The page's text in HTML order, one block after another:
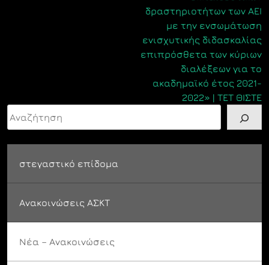
δραστηριοτήτων των ΑΕΙ
με την ενσωμάτωση
ενισχυτικής διδασκαλίας
επιπρόσθετα των κύριων
διαλέξεων για το
ακαδημαϊκό έτος 2021-
2022» | ΤΕΤ ΘΙΣΤΕ
Αναζήτηση
στεγαστικό επίδομα
Ανακοινώσεις ΑΣΚΤ
Νέα – Ανακοινώσεις